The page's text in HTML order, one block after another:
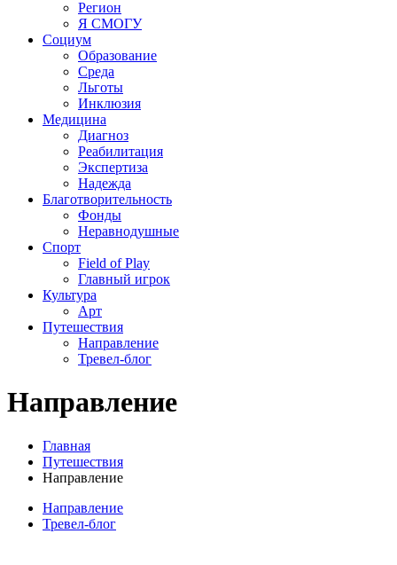
Регион
Я СМОГУ
Социум
Образование
Среда
Льготы
Инклюзия
Медицина
Диагноз
Реабилитация
Экспертиза
Надежда
Благотворительность
Фонды
Неравнодушные
Спорт
Field of Play
Главный игрок
Культура
Арт
Путешествия
Направление
Тревел-блог
Направление
Главная
Путешествия
Направление
Направление
Тревел-блог